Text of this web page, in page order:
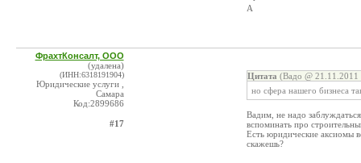
А
ФрахтКонсалт, ООО
(удалена)
(ИНН:6318191904)
Юридические услуги ,
Самара
Код:2899686
#17
Цитата (Вадо @ 21.11.2011
но сфера нашего бизнеса
Вадим, не надо
вспоминать про
Есть юридические аксиомы
скажешь?